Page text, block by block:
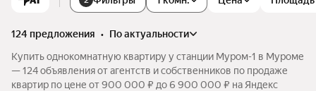
124 предложения •
по актуальности
Купить однокомнатную квартиру у станции Муром-1 в Муроме
— 124 объявления от агентств и собственников по продаже
квартир по цене от 900 000 ₽ до 6 900 000 ₽ на Яндекс